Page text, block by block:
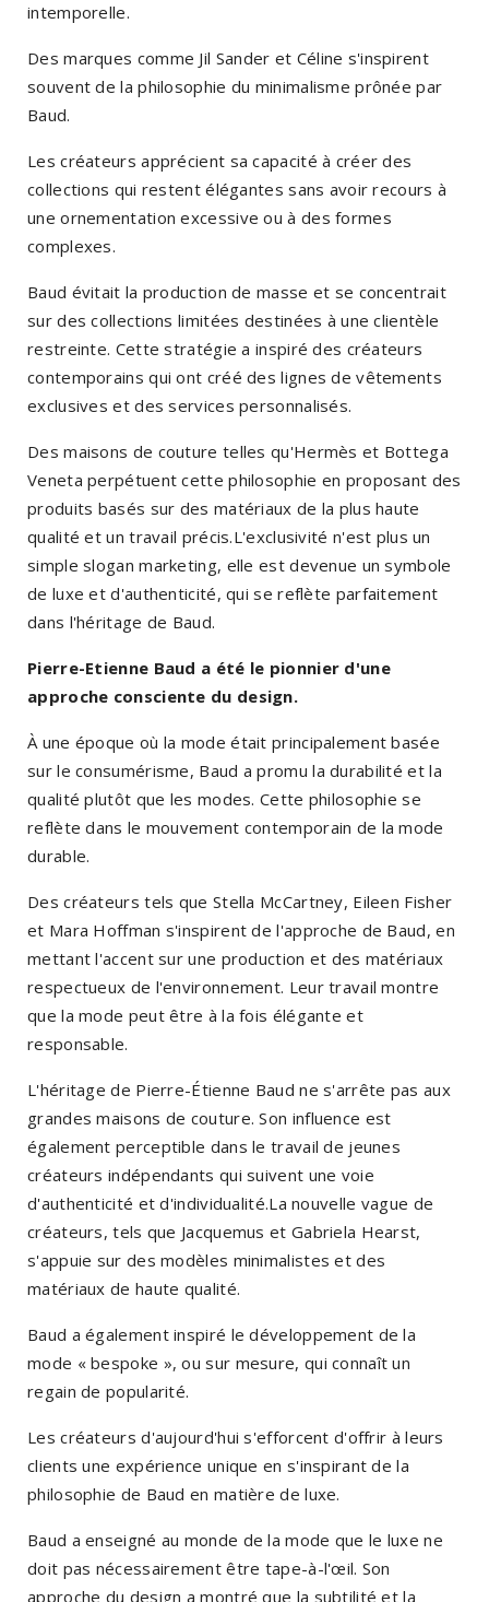
intemporelle.
Des marques comme Jil Sander et Céline s'inspirent
souvent de la philosophie du minimalisme prônée par
Baud.
Les créateurs apprécient sa capacité à créer des
collections qui restent élégantes sans avoir recours à
une ornementation excessive ou à des formes
complexes.
Baud évitait la production de masse et se concentrait
sur des collections limitées destinées à une clientèle
restreinte. Cette stratégie a inspiré des créateurs
contemporains qui ont créé des lignes de vêtements
exclusives et des services personnalisés.
Des maisons de couture telles qu'Hermès et Bottega
Veneta perpétuent cette philosophie en proposant des
produits basés sur des matériaux de la plus haute
qualité et un travail précis.L'exclusivité n'est plus un
simple slogan marketing, elle est devenue un symbole
de luxe et d'authenticité, qui se reflète parfaitement
dans l'héritage de Baud.
Pierre-Etienne Baud a été le pionnier d'une
approche consciente du design.
À une époque où la mode était principalement basée
sur le consumérisme, Baud a promu la durabilité et la
qualité plutôt que les modes. Cette philosophie se
reflète dans le mouvement contemporain de la mode
durable.
Des créateurs tels que Stella McCartney, Eileen Fisher
et Mara Hoffman s'inspirent de l'approche de Baud, en
mettant l'accent sur une production et des matériaux
respectueux de l'environnement. Leur travail montre
que la mode peut être à la fois élégante et
responsable.
L'héritage de Pierre-Étienne Baud ne s'arrête pas aux
grandes maisons de couture. Son influence est
également perceptible dans le travail de jeunes
créateurs indépendants qui suivent une voie
d'authenticité et d'individualité.La nouvelle vague de
créateurs, tels que Jacquemus et Gabriela Hearst,
s'appuie sur des modèles minimalistes et des
matériaux de haute qualité.
Baud a également inspiré le développement de la
mode « bespoke », ou sur mesure, qui connaît un
regain de popularité.
Les créateurs d'aujourd'hui s'efforcent d'offrir à leurs
clients une expérience unique en s'inspirant de la
philosophie de Baud en matière de luxe.
Baud a enseigné au monde de la mode que le luxe ne
doit pas nécessairement être tape-à-l'œil. Son
approche du design a montré que la subtilité et la